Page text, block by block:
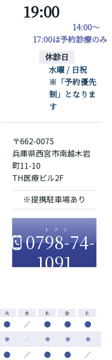
19:00
14:00～
17:00は予約診療のみ
休診日
水曜 / 日祝
※「予約優先
制」となりま
す
〒662-0075
兵庫県西宮市南越木岩
町11-10
TH医療ビル2F
※提携駐車場あり
0798-74-
1091